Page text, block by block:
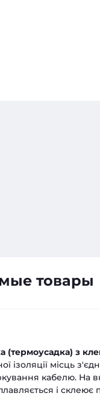
товары
(термоусадка) з
ізоляції місць
кабелю.
і